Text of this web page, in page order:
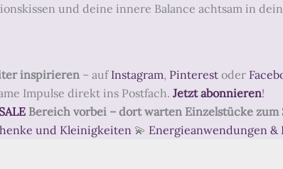
und deine innere Balance achtsam in
inspirieren – auf Instagram, Pinterest oder
Impulse direkt ins Postfach. Jetzt abonnieren!
SALE Bereich vorbei – dort warten Einzelstücke zum
und Kleinigkeiten 💫 Energieanwendungen &